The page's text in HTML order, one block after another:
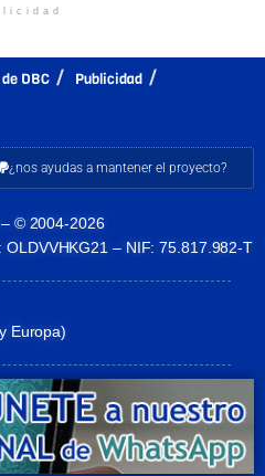
DBC
Publicidad
¿nos ayudas a mantener el proyecto?
– © 2004-2026
OLDVVHKG21 – NIF: 75.817.982-T
Europa)